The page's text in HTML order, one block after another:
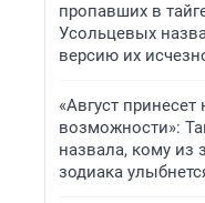
пропавших в
Усольцевых
версию их
«Август
возможности»:
назвала, кому из
зодиака